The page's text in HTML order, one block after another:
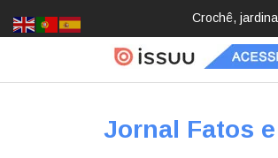
Brasil registra
Jornal Fatos